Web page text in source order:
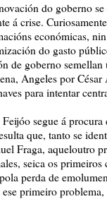
do goberno
á crise.
económicas,
do gasto
de goberno
Angeles por
para intentar
segue á
que, tanto se
Fraga, aqueloutro
seica os primeiros
perda de
primeiro